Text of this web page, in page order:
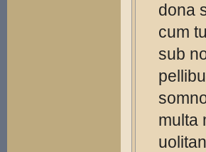
dona
cum
sub
multa